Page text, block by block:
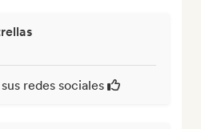
redes sociales